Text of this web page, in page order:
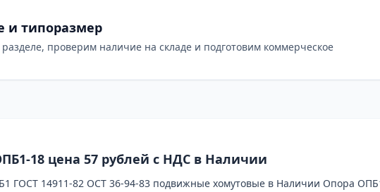
и типоразмер
проверим наличие на складе и подготовим коммерческое
18 цена 57 рублей с НДС в Наличии
ГОСТ 14911-82 ОСТ 36-94-83 подвижные хомутовые в Наличии Опора